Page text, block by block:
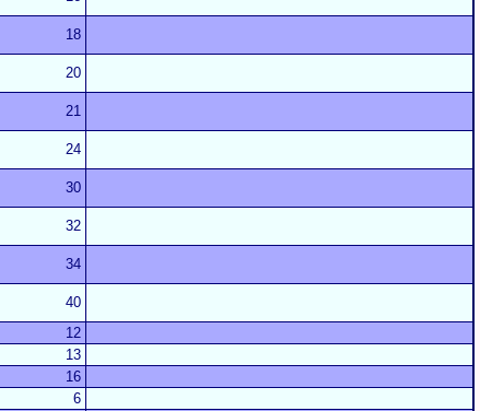
18
20
21
24
30
32
34
40
12
13
16
6